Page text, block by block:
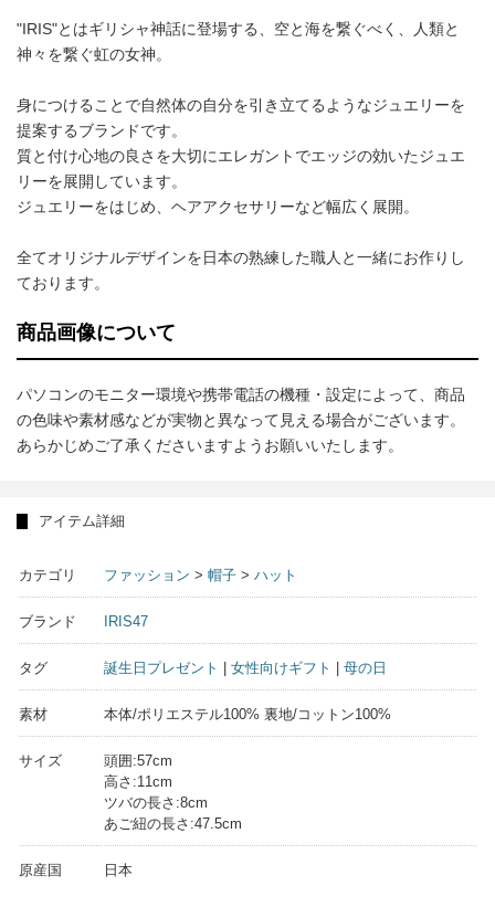
"IRIS"とはギリシャ神話に登場する、空と海を繋ぐべく、人類と
神々を繋ぐ虹の女神。
身につけることで自然体の自分を引き立てるようなジュエリーを
提案するブランドです。
質と付け心地の良さを大切にエレガントでエッジの効いたジュエ
リーを展開しています。
ジュエリーをはじめ、ヘアアクセサリーなど幅広く展開。
全てオリジナルデザインを日本の熟練した職人と一緒にお作りし
ております。
商品画像について
パソコンのモニター環境や携帯電話の機種・設定によって、商品
の色味や素材感などが実物と異なって見える場合がございます。
あらかじめご了承くださいますようお願いいたします。
アイテム詳細
カテゴリ ファッション > 帽子 > ハット
ブランド IRIS47
タグ 誕生日プレゼント 女性向けギフト 母の日
素材 本体/ポリエステル100% 裏地/コットン100%
サイズ
頭囲:57cm
高さ:11cm
ツバの長さ:8cm
あご紐の長さ:47.5cm
原産国 日本